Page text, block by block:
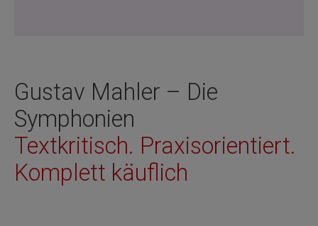
Gustav Mahler – Die
Symphonien
Textkritisch. Praxisorientiert.
Komplett käuflich